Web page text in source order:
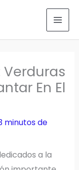
Verduras
En El
minutos de
a la